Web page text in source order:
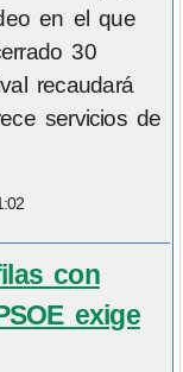
en el que
30
recaudará
servicios de
con
exige